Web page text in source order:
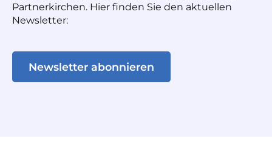
Partnerkirchen. Hier finden Sie den aktuellen
Newsletter:
Newsletter abonnieren